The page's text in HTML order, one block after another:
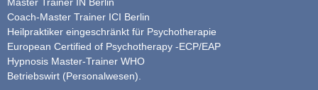
Master Trainer IN Berlin
Coach-Master Trainer ICI Berlin
Heilpraktiker eingeschränkt für Psychotherapie
European Certified of Psychotherapy -ECP/EAP
Hypnosis Master-Trainer WHO
Betriebswirt (Personalwesen).